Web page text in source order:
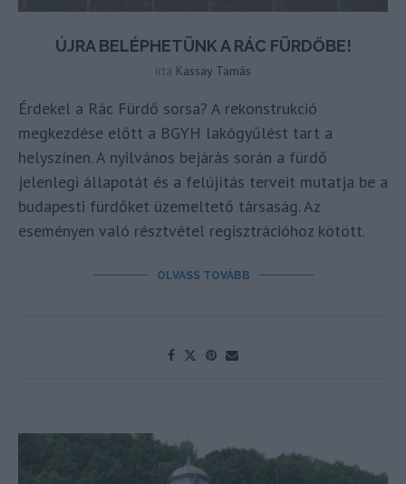
ÚJRA BELÉPHETÜNK A RÁC FÜRDŐBE!
írta Kassay Tamás
Érdekel a Rác Fürdő sorsa? A rekonstrukció
megkezdése előtt a BGYH lakógyűlést tart a
helyszínen. A nyilvános bejárás során a fürdő
jelenlegi állapotát és a felújítás terveit mutatja be a
budapesti fürdőket üzemeltető társaság. Az
eseményen való résztvétel regisztrációhoz kötött.
OLVASS TOVÁBB